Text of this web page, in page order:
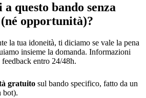
questo bando senza
opportunità)?
la tua idoneità, ti diciamo se vale la pena
insieme la domanda. Informazioni
entro 24/48h.
gratuito sul bando specifico, fatto da un
bot).